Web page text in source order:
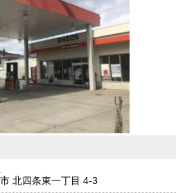
北四条東一丁目 4-3